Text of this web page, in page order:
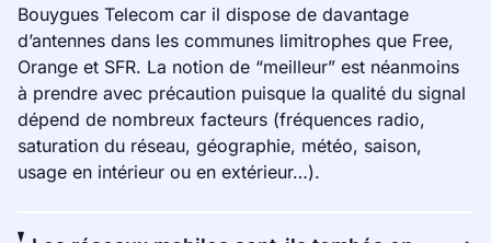
Bouygues Telecom car il dispose de davantage
d’antennes dans les communes limitrophes que Free,
Orange et SFR. La notion de “meilleur” est néanmoins
à prendre avec précaution puisque la qualité du signal
dépend de nombreux facteurs (fréquences radio,
saturation du réseau, géographie, météo, saison,
usage en intérieur ou en extérieur…).